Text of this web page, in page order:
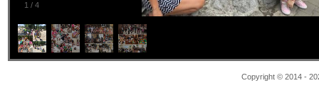
1 / 4
Copyright © 2014 -